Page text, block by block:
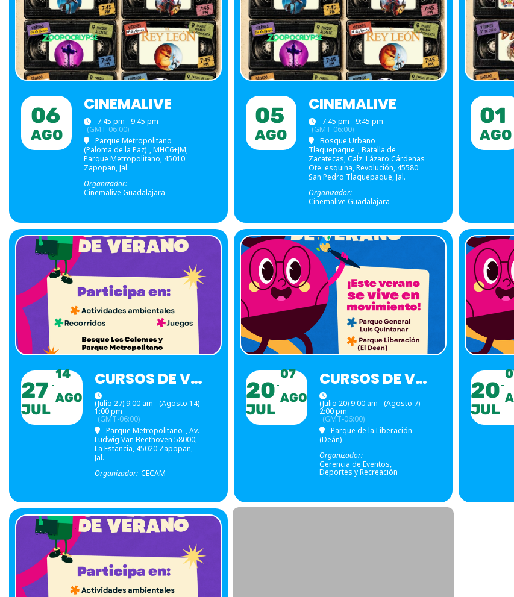
06
AGO
CINEMALIVE
7:45 pm - 9:45 pm
(GMT-06:00)
Parque Metropolitano
(Paloma de la Paz) , MHC6+JM,
Parque Metropolitano, 45010
Zapopan, Jal.
Organizador:
Cinemalive Guadalajara
05
AGO
CINEMALIVE
7:45 pm - 9:45 pm
(GMT-06:00)
Bosque Urbano
Tlaquepaque , Batalla de
Zacatecas, Calz. Lázaro Cárdenas
Ote. esquina, Revolución, 45580
San Pedro Tlaquepaque, Jal.
Organizador:
Cinemalive Guadalajara
01
AGO
27
JUL
14
AGO
CURSOS DE VERANO
(Julio 27) 9:00 am - (Agosto 14)
1:00 pm
(GMT-06:00)
Parque Metropolitano , Av.
Ludwig Van Beethoven 58000,
La Estancia, 45020 Zapopan,
Jal.
Organizador: CECAM
20
JUL
07
AGO
CURSOS DE VERANO
(Julio 20) 9:00 am - (Agosto 7)
2:00 pm
(GMT-06:00)
Parque de la Liberación
(Deán)
Organizador:
Gerencia de Eventos,
Deportes y Recreación
20
JUL